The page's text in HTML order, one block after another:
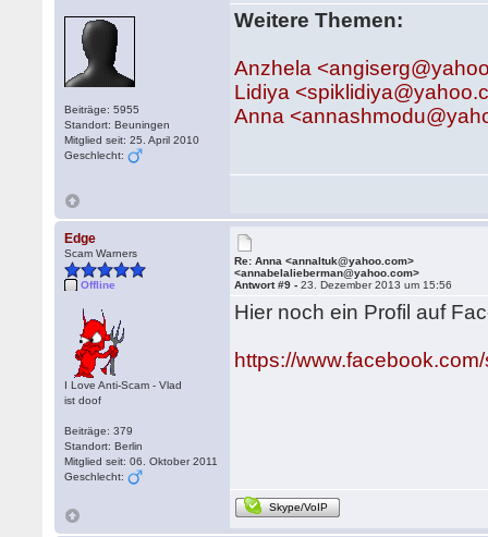
Beiträge: 5955
Standort: Beuningen
Mitglied seit: 25. April 2010
Geschlecht:
Weitere Themen:
Anzhela
Lidiya
Anna
Edge
Scam Warners
Offline
I Love Anti-Scam - Vlad
ist doof
Beiträge: 379
Standort: Berlin
Mitglied seit: 06. Oktober 2011
Geschlecht:
Re: Anna <annaltuk@yahoo.com>
<annabelalieberman@yahoo.com>
Antwort #9 -23. Dezember 2013 um 15:56
Hier noch ein Profil auf
https://
Skype/VoIP